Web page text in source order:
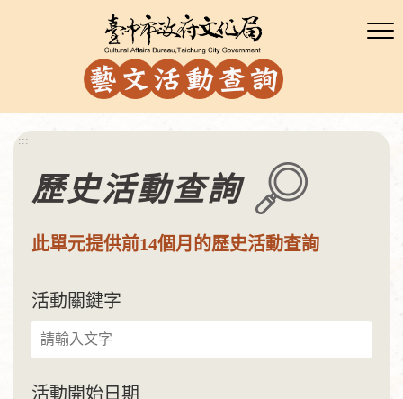
:::
歷史活動查詢
此單元提供前14個月的歷史活動查詢
活動關鍵字
活動開始日期